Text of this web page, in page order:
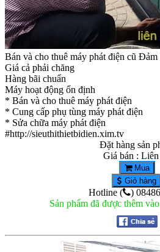
Bán và cho thuê máy phát điện cũ
Giá cả phải chăng
Hàng bãi chuẩn
Máy hoạt động ổn định
* Bán và cho thuê máy phát điện
* Cung cấp phụ tùng máy phát điện
* Sửa chữa máy phát điện
#http://sieuthithietbidien.xim.tv
Đặt hàng sản
Giá bán : Liên
Mua
Giỏ hàng
Hotline (
)
Sản phẩm đã được thêm